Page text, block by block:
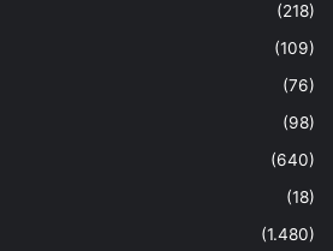
(218)
(109)
(76)
(98)
(640)
(18)
(1.480)